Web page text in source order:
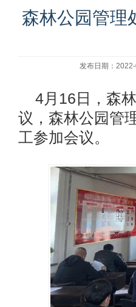
森林公园管理
发布日期：
4月16日，森
议，森林公园管
工参加会议。